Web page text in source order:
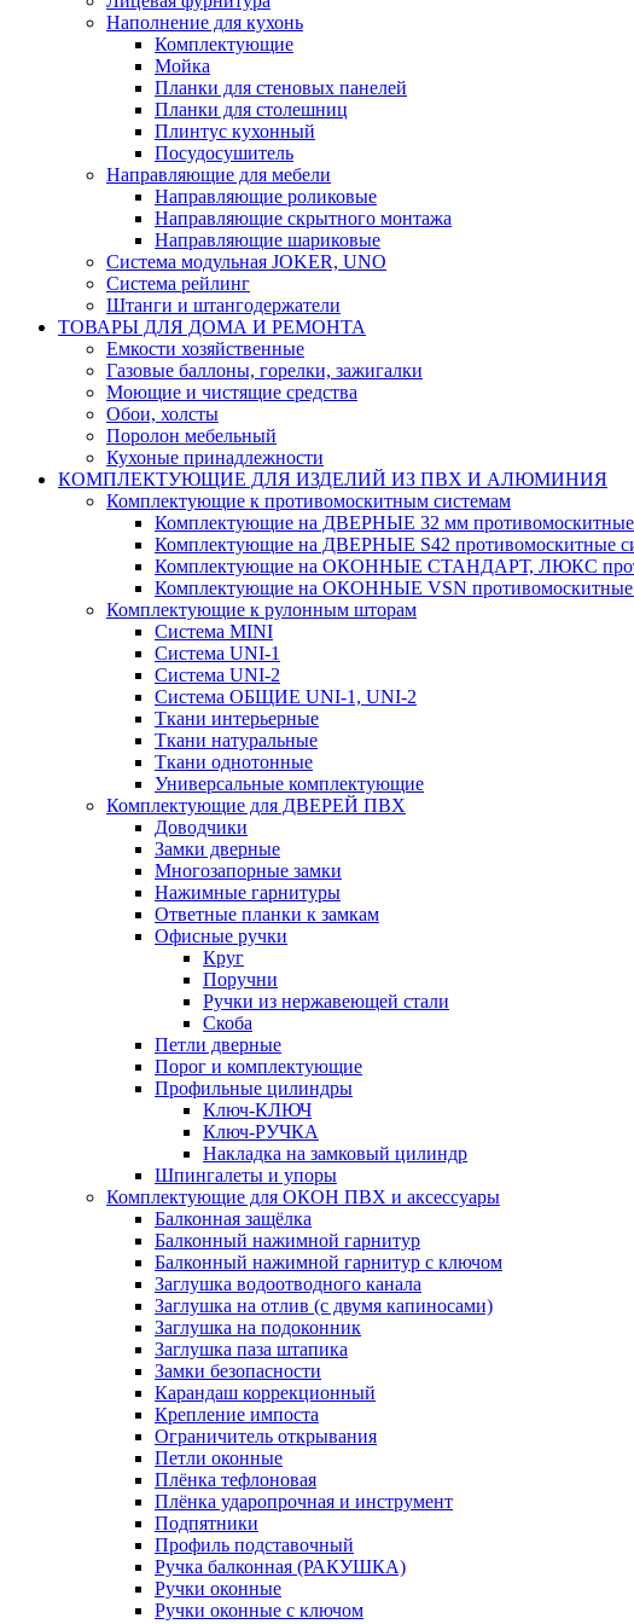
Наполнение для кухонь
Комплектующие
Мойка
Планки для стеновых панелей
Планки для столешниц
Плинтус кухонный
Посудосушитель
Направляющие для мебели
Направляющие роликовые
Направляющие скрытного монтажа
Направляющие шариковые
Система модульная JOKER, UNO
Система рейлинг
Штанги и штангодержатели
ТОВАРЫ ДЛЯ ДОМА И РЕМОНТА
Емкости хозяйственные
Газовые баллоны, горелки, зажигалки
Моющие и чистящие средства
Обои, холсты
Поролон мебельный
Кухоные принадлежности
КОМПЛЕКТУЮЩИЕ ДЛЯ ИЗДЕЛИЙ ИЗ ПВХ И АЛЮМИНИЯ
Комплектующие к противомоскитным системам
Комплектующие на ДВЕРНЫЕ 32 мм противомоскитные
Комплектующие на ДВЕРНЫЕ S42 противомоскитные
Комплектующие на ОКОННЫЕ СТАНДАРТ, ЛЮКС
Комплектующие на ОКОННЫЕ VSN противомоскитные
Комплектующие к рулонным шторам
Система MINI
Система UNI-1
Система UNI-2
Система ОБЩИЕ UNI-1, UNI-2
Ткани интерьерные
Ткани натуральные
Ткани однотонные
Универсальные комплектующие
Комплектующие для ДВЕРЕЙ ПВХ
Доводчики
Замки дверные
Многозапорные замки
Нажимные гарнитуры
Ответные планки к замкам
Офисные ручки
Круг
Поручни
Ручки из нержавеющей стали
Скоба
Петли дверные
Порог и комплектующие
Профильные цилиндры
Ключ-КЛЮЧ
Ключ-РУЧКА
Накладка на замковый цилиндр
Шпингалеты и упоры
Комплектующие для ОКОН ПВХ и аксессуары
Балконная защёлка
Балконный нажимной гарнитур
Балконный нажимной гарнитур с ключом
Заглушка водоотводного канала
Заглушка на отлив (с двумя капиносами)
Заглушка на подоконник
Заглушка паза штапика
Замки безопасности
Карандаш коррекционный
Крепление импоста
Ограничитель открывания
Петли оконные
Плёнка тефлоновая
Плёнка ударопрочная и инструмент
Подпятники
Профиль подставочный
Ручка балконная (РАКУШКА)
Ручки оконные
Ручки оконные с ключом